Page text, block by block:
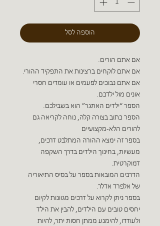
הוספה לסל
אם אתם הורים.
אם אתם לוקחים ברצינות את התפקיד ההורי.
אם אתם נבוכים לפעמים או עומדים חסרי
אונים מול ילדכם.
הספר “ילדים האתגר” הוא בשבילכם.
הספר כתוב בצורה קלה, נוחה לקריאה גם
להורים הלא-מקצועיים
בספר זה ימצא ההורה המתלבט דרכים,
מעשיות, בחינוך הילדים בדרך השקפה
דמוקרטית.
הדרכים המובאות בספר על בסיס התיאוריה
של אלפרד אדלר.
בספר ניתן לקרוא על דרכים מגוונות לקיום
יחסים טובים עם הילדים, להבין את הילד
ולעודדו, להימנע ממתן חסות יתר, להיות